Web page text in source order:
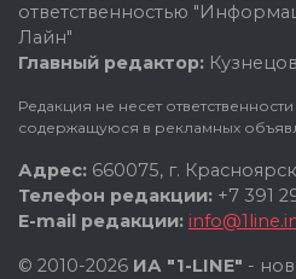
ответственностью
Лайн"
Главный редактор:
Редакция не несет
содержащуюся в рекламных
Адрес: 660075, г.
Телефон редакции: +7 391
E-mail редакции:
© 2010-2026 ИА "1-LINE" -